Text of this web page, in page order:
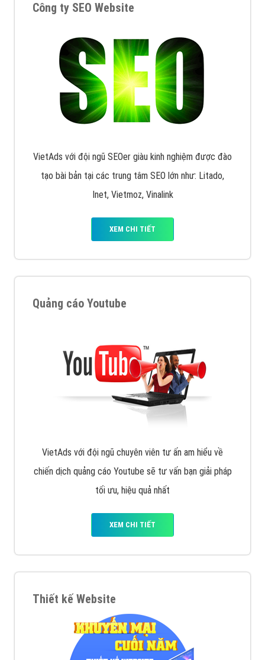
Công ty SEO Website
VietAds với đội ngũ SEOer giàu kinh nghiệm được đào
tạo bài bản tại các trung tâm SEO lớn như: Litado,
Inet, Vietmoz, Vinalink
XEM CHI TIẾT
Quảng cáo Youtube
VietAds với đội ngũ chuyên viên tư ấn am hiểu về
chiến dịch quảng cáo Youtube sẽ tư vấn bạn giải pháp
tối ưu, hiệu quả nhất
XEM CHI TIẾT
Thiết kế Website